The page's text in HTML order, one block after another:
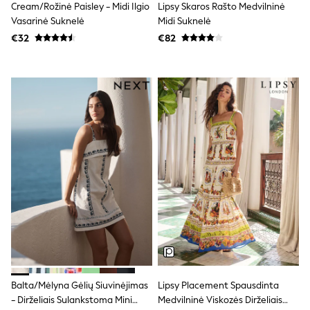
T-Shirts
Vests
Boys Holiday Shop
Sun Hats & Caps
Polo Shirts
Rash Vests
Sandals & Sliders
Shirts
Shorts
Sunglasses
Sunsafe Swimwear
Swimshorts
Tops & T-Shirts
Girls Holiday Shop
All swimwear
Beach Dresses & Kaftans
Dresses
Sun Hats & Caps
Jumpsuits & Playsuits
Rash Vests
Sandals & Sliders
Cream/rožinė Paisley - Midi Ilgio
Vasarinė Suknelė
€32
Lipsy Skaros Rašto Medvilninė
Midi Suknelė
€82
Balta/mėlyna Gėlių Siuvinėjimas
- Dirželiais Sulankstoma Mini
Lipsy Placement Spausdinta
Medvilninė Viskozės Dirželiais